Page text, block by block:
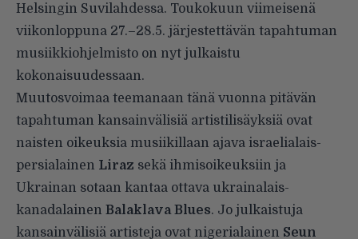
Helsingin Suvilahdessa. Toukokuun viimeisenä
viikonloppuna 27.–28.5. järjestettävän tapahtuman
musiikkiohjelmisto on nyt julkaistu
kokonaisuudessaan.
Muutosvoimaa teemanaan tänä vuonna pitävän
tapahtuman kansainvälisiä artistilisäyksiä ovat
naisten oikeuksia musiikillaan ajava israelialais-
persialainen Liraz sekä ihmisoikeuksiin ja
Ukrainan sotaan kantaa ottava ukrainalais-
kanadalainen Balaklava Blues. Jo julkaistuja
kansainvälisiä artisteja ovat nigerialainen Seun